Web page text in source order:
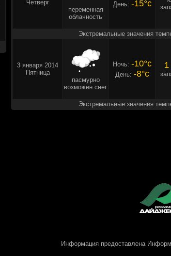
Четверг
переменная
облачность
День: -15°c
Экстремальные значения
3 января 2014
Пятница
пасмурно
возможен снег
Ночь: -10°c
День: -8°c
Экстремальные значения
Информация предоставлена